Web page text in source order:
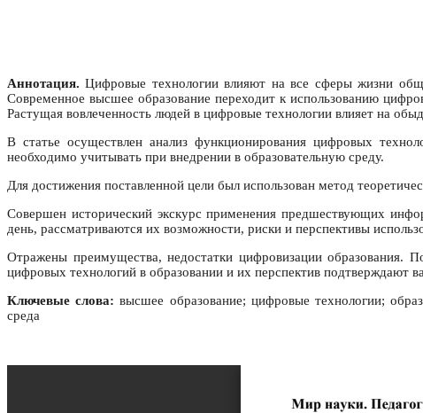
Аннотация. Цифровые технологии влияют на все сферы жизни
Современное высшее образование переходит к использованию
Растущая вовлеченность людей в цифровые технологии влияет на
В статье осуществлен анализ функционирования цифровых
необходимо учитывать при внедрении в образовательную среду.
Для достижения поставленной цели был использован метод
Совершен исторический экскурс применения предшествующих
день, рассматриваются их возможности, риски и перспективы
Отражены преимущества, недостатки цифровизации образования.
цифровых технологий в образовании и их перспектив подтверждают
Ключевые слова: высшее образование; цифровые технологии;
среда